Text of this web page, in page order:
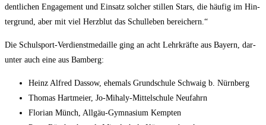
dent­li­chen Enga­ge­ment und Ein­satz sol­cher stil­len Stars, die häu­fig im Hin­
ter­grund, aber mit viel Herz­blut das Schul­le­ben bereichern.“
Die Schul­sport-Ver­dienst­me­dail­le ging an acht Lehr­kräf­te aus Bay­ern, dar­
un­ter auch eine aus Bamberg:
Heinz Alfred Das­sow, ehe­mals Grund­schu­le Schwaig b. Nürnberg
Tho­mas Hart­mei­er, Jo-Miha­ly-Mit­tel­schu­le Neufahrn
Flo­ri­an Münch, All­gäu-Gym­na­si­um Kempten